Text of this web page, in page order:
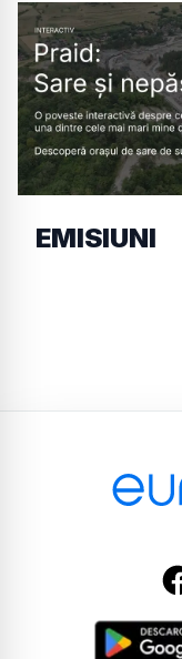
EMISIUNI